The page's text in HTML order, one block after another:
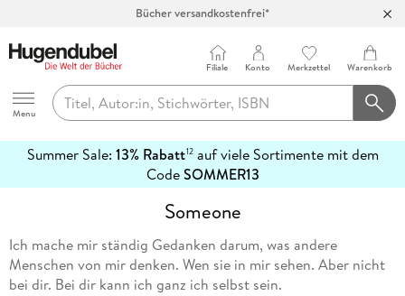
Bücher versandkostenfrei*
Abholung in über 100 Filialen
Hugendubel
Menu
Filiale Konto Merkzettel Warenkorb
Summer Sale: 13% Rabatt12auf viele Sortimente mit dem
CodeSOMMER13
erfahren
Someone
Ich mache mir ständig Gedanken darum, was andere
Menschen von mir denken. Wen sie in mir sehen. Aber nicht
bei dir. Bei dir kann ich ganz ich selbst sein.